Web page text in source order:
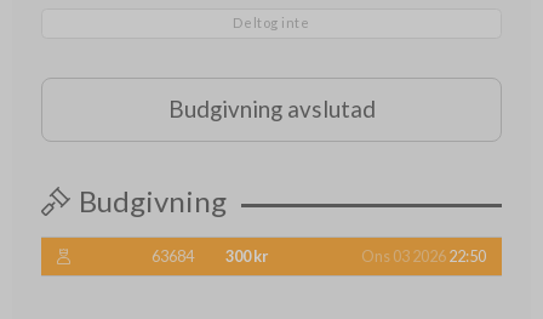
Deltog inte
Budgivning avslutad
Budgivning
63684 300 kr Ons 03 202622:50